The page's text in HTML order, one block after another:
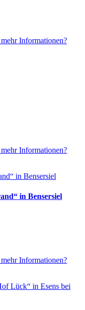
Informationen?
Informationen?
in Bensersiel
Informationen?